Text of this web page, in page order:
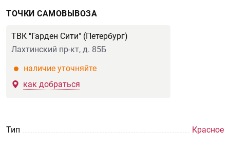
ТОЧКИ САМОВЫВОЗА
ТВК "Гарден Сити" (Петербург)
Лахтинский пр-кт, д. 85Б
наличие уточняйте
как добраться
Тип Красное